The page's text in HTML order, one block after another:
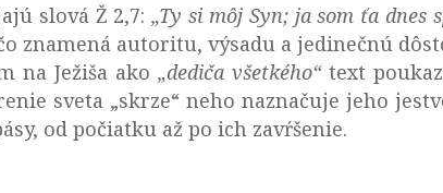
slová Ž 2,7:„Ty si môj Syn; ja som ťa dnes
znamená autoritu, výsadu a jedinečnú
na Ježiša ako „dediča všetkého“text
sveta „skrze“ neho naznačuje jeho
od počiatku až po ich zavŕšenie.